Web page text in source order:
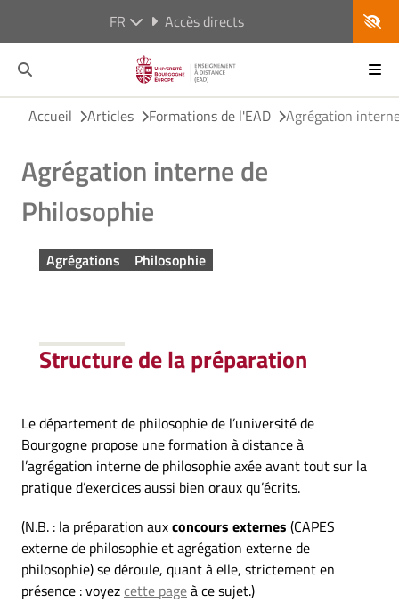
FR Accès directs
Accueil Articles Formations de l'EAD Agrégation
Agrégation interne de
Philosophie
Agrégations Philosophie
Structure de la préparation
Le département de philosophie de l’université de
Bourgogne propose une formation à distance à
l’agrégation interne de philosophie axée avant tout sur la
pratique d’exercices aussi bien oraux qu’écrits.
(N.B. : la préparation auxconcours externes (CAPES
externe de philosophie et agrégation externe de
philosophie) se déroule, quant à elle, strictement en
présence : voyezcette pageà ce sujet.)